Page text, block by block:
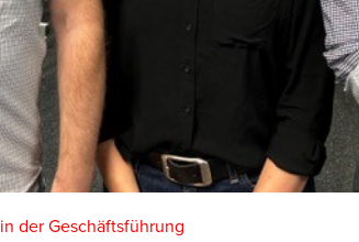
der Geschäftsführung